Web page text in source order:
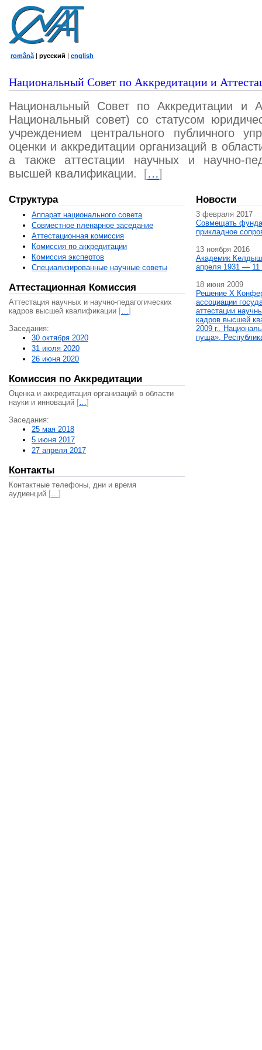
română | русский | english
Национальный Совет по Аккредитации и
Национальный Совет по Аккредитации и
Национальный совет) со статусом
учреждением центрального публичного
оценки и аккредитации организаций в
а также аттестации научных и научно-
высшей квалификации.
[…]
Структура
Аппарат национального совета
Совместное пленарное заседание
Аттестационная комисcия
Комиссия по аккредитации
Комиссия экспертов
Специализированные научные советы
Аттестационная Комиссия
Аттестация научных и научно-педагогических
кадров высшей квалификации […]
Заседания:
30 октября 2020
31 июля 2020
26 июня 2020
Комиссия по Аккредитации
Оценка и аккредитация организаций в области
науки и инноваций […]
Заседания:
25 мая 2018
5 июня 2017
27 апреля 2017
Контакты
Контактные телефоны, дни и время
аудиенций […]
Новости
3 февраля 2017
Совмещать
прикладное
13 ноября 2016
Академик
апреля 1931 — 11
18 июня 2009
Решение X
ассоциации
аттестации
кадров высшей
2009 г.,
пуща»,